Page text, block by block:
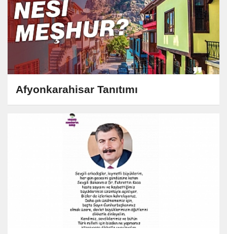
Afyonkarahisar Tanıtımı